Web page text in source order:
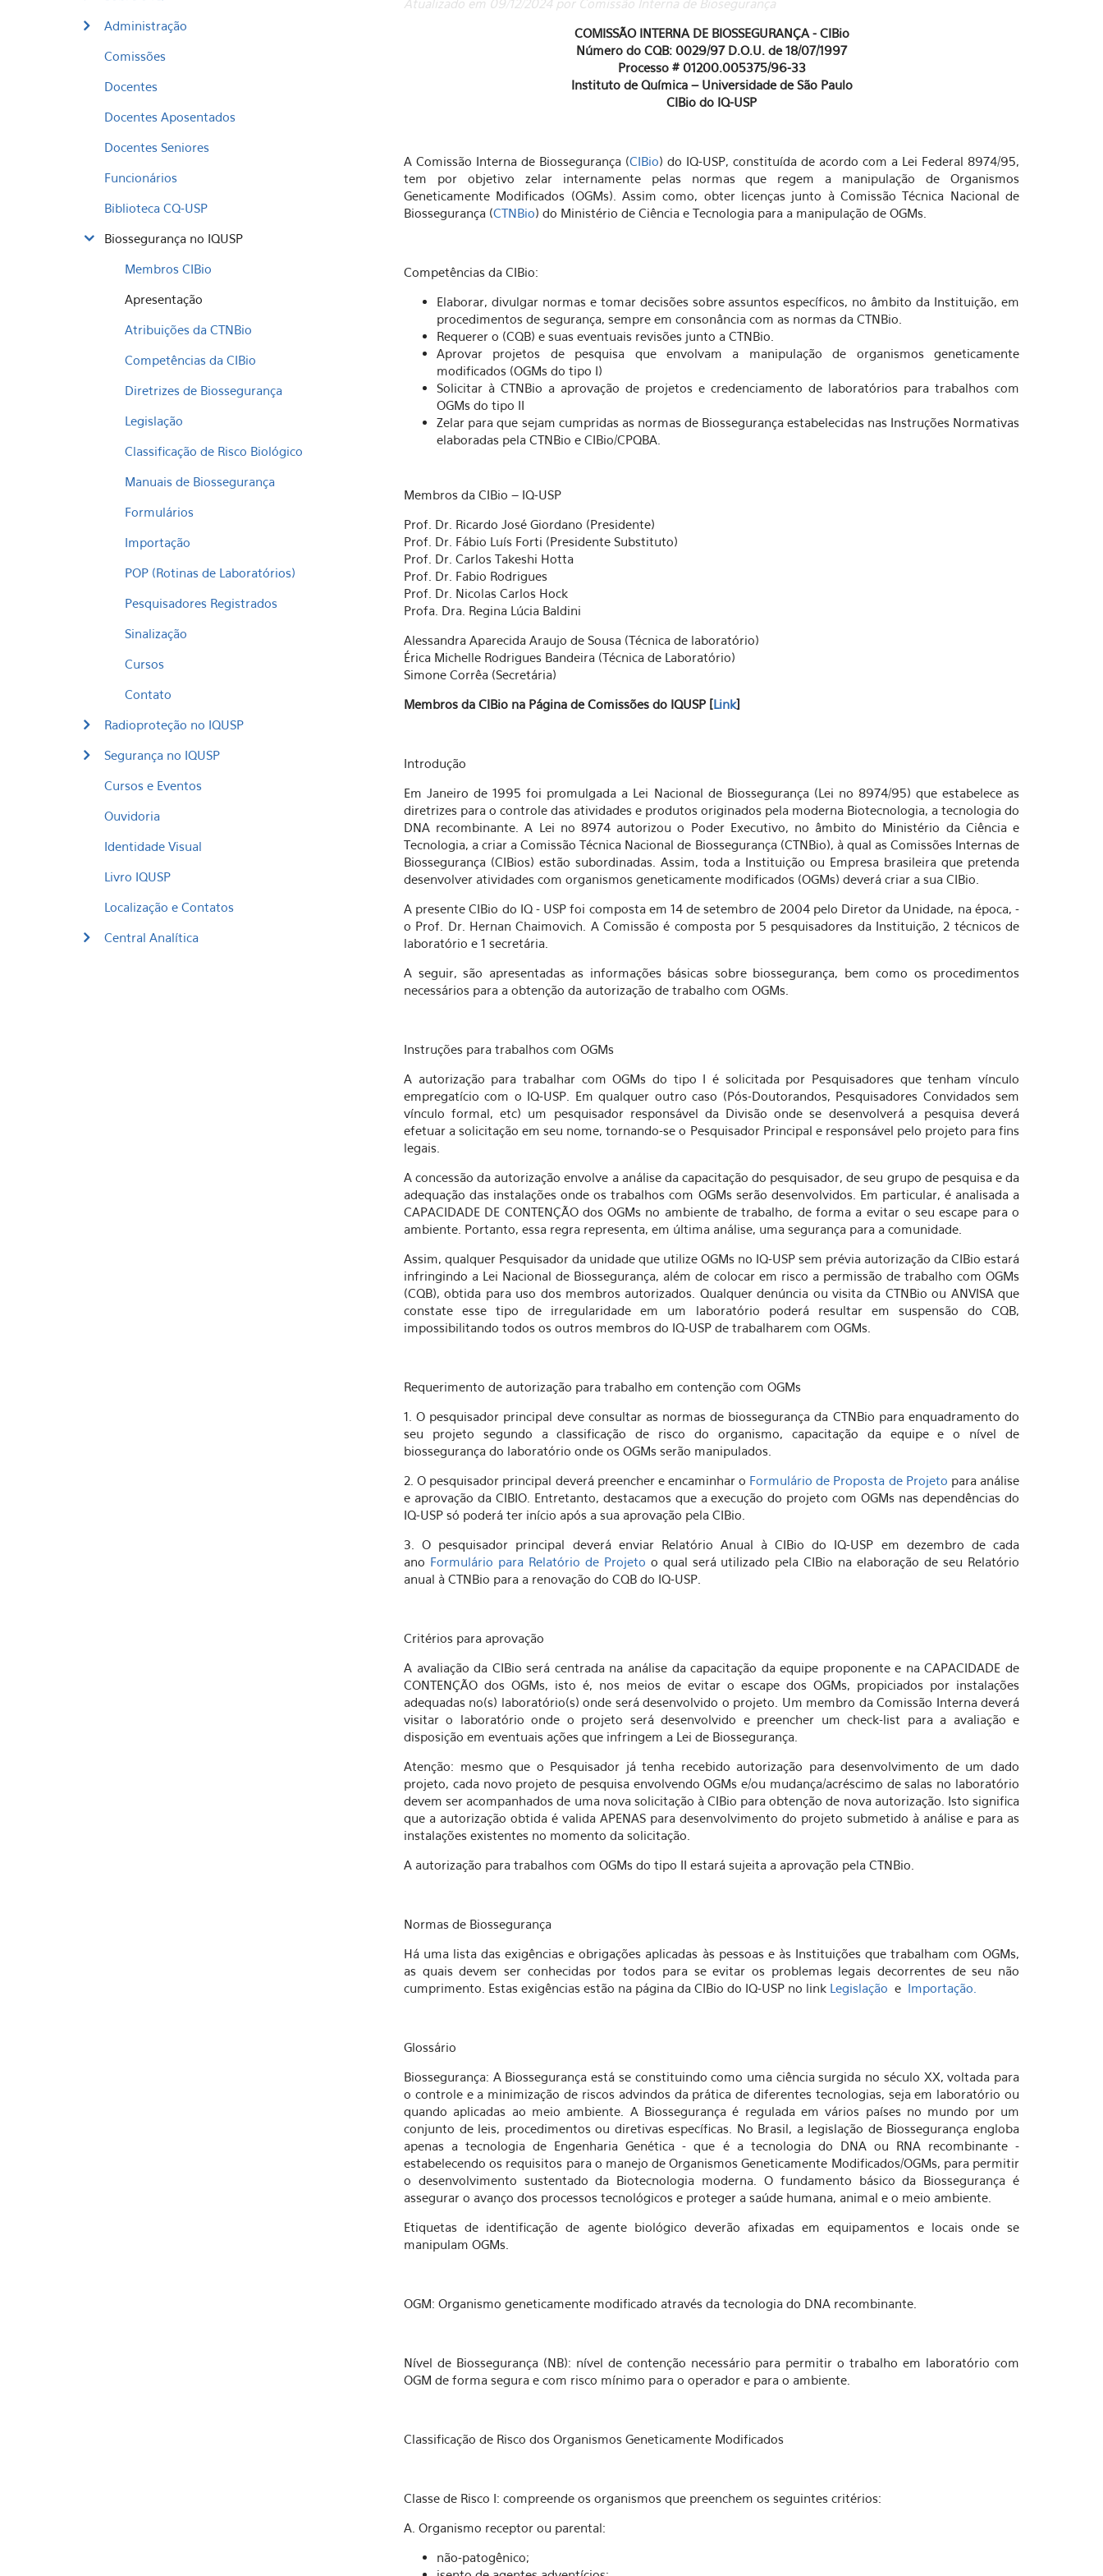
Administração
Comissões
Docentes
Docentes Aposentados
Docentes Seniores
Funcionários
Biblioteca CQ-USP
Biossegurança no IQUSP
Membros CIBio
Apresentação
Atribuições da CTNBio
Competências da CIBio
Diretrizes de Biossegurança
Legislação
Classificação de Risco Biológico
Manuais de Biossegurança
Formulários
Importação
POP (Rotinas de Laboratórios)
Pesquisadores Registrados
Sinalização
Cursos
Contato
Radioproteção no IQUSP
Segurança no IQUSP
Cursos e Eventos
Ouvidoria
Identidade Visual
Livro IQUSP
Localização e Contatos
Central Analítica
Atualizado em 09/12/2024 por Comissão Interna de Biosegurança
COMISSÃO INTERNA DE BIOSSEGURANÇA - CIBio
Número do CQB: 0029/97 D.O.U. de 18/07/1997
Processo # 01200.005375/96-33
Instituto de Química – Universidade de São Paulo
CIBio do IQ-USP
A Comissão Interna de Biossegurança (CIBio) do IQ-USP, constituída de acordo com a Lei Federal 8974/95,
tem por objetivo zelar internamente pelas normas que regem a manipulação de Organismos
Geneticamente Modificados (OGMs). Assim como, obter licenças junto à Comissão Técnica Nacional de
Biossegurança (CTNBio) do Ministério de Ciência e Tecnologia para a manipulação de OGMs.
Competências da CIBio:
Elaborar, divulgar normas e tomar decisões sobre assuntos específicos, no âmbito da Instituição, em
procedimentos de segurança, sempre em consonância com as normas da CTNBio.
Requerer o (CQB) e suas eventuais revisões junto a CTNBio.
Aprovar projetos de pesquisa que envolvam a manipulação de organismos geneticamente
modificados (OGMs do tipo I)
Solicitar à CTNBio a aprovação de projetos e credenciamento de laboratórios para trabalhos com
OGMs do tipo II
Zelar para que sejam cumpridas as normas de Biossegurança estabelecidas nas Instruções Normativas
elaboradas pela CTNBio e CIBio/CPQBA.
Membros da CIBio – IQ-USP
Prof. Dr. Ricardo José Giordano (Presidente)
Prof. Dr. Fábio Luís Forti (Presidente Substituto)
Prof. Dr. Carlos Takeshi Hotta
Prof. Dr. Fabio Rodrigues
Prof. Dr. Nicolas Carlos Hock
Profa. Dra. Regina Lúcia Baldini
Alessandra Aparecida Araujo de Sousa (Técnica de laboratório)
Érica Michelle Rodrigues Bandeira (Técnica de Laboratório)
Simone Corrêa (Secretária)
Membros da CIBio na Página de Comissões do IQUSP [Link]
Introdução
Em Janeiro de 1995 foi promulgada a Lei Nacional de Biossegurança (Lei no 8974/95) que estabelece as
diretrizes para o controle das atividades e produtos originados pela moderna Biotecnologia, a tecnologia do
DNA recombinante. A Lei no 8974 autorizou o Poder Executivo, no âmbito do Ministério da Ciência e
Tecnologia, a criar a Comissão Técnica Nacional de Biossegurança (CTNBio), à qual as Comissões Internas de
Biossegurança (CIBios) estão subordinadas. Assim, toda a Instituição ou Empresa brasileira que pretenda
desenvolver atividades com organismos geneticamente modificados (OGMs) deverá criar a sua CIBio.
A presente CIBio do IQ - USP foi composta em 14 de setembro de 2004 pelo Diretor da Unidade, na época, -
o Prof. Dr. Hernan Chaimovich. A Comissão é composta por 5 pesquisadores da Instituição, 2 técnicos de
laboratório e 1 secretária.
A seguir, são apresentadas as informações básicas sobre biossegurança, bem como os procedimentos
necessários para a obtenção da autorização de trabalho com OGMs.
Instruções para trabalhos com OGMs
A autorização para trabalhar com OGMs do tipo I é solicitada por Pesquisadores que tenham vínculo
empregatício com o IQ-USP. Em qualquer outro caso (Pós-Doutorandos, Pesquisadores Convidados sem
vínculo formal, etc) um pesquisador responsável da Divisão onde se desenvolverá a pesquisa deverá
efetuar a solicitação em seu nome, tornando-se o Pesquisador Principal e responsável pelo projeto para fins
legais.
A concessão da autorização envolve a análise da capacitação do pesquisador, de seu grupo de pesquisa e da
adequação das instalações onde os trabalhos com OGMs serão desenvolvidos. Em particular, é analisada a
CAPACIDADE DE CONTENÇÃO dos OGMs no ambiente de trabalho, de forma a evitar o seu escape para o
ambiente. Portanto, essa regra representa, em última análise, uma segurança para a comunidade.
Assim, qualquer Pesquisador da unidade que utilize OGMs no IQ-USP sem prévia autorização da CIBio estará
infringindo a Lei Nacional de Biossegurança, além de colocar em risco a permissão de trabalho com OGMs
(CQB), obtida para uso dos membros autorizados. Qualquer denúncia ou visita da CTNBio ou ANVISA que
constate esse tipo de irregularidade em um laboratório poderá resultar em suspensão do CQB,
impossibilitando todos os outros membros do IQ-USP de trabalharem com OGMs.
Requerimento de autorização para trabalho em contenção com OGMs
1. O pesquisador principal deve consultar as normas de biossegurança da CTNBio para enquadramento do
seu projeto segundo a classificação de risco do organismo, capacitação da equipe e o nível de
biossegurança do laboratório onde os OGMs serão manipulados.
2. O pesquisador principal deverá preencher e encaminhar o Formulário de Proposta de Projeto para análise
e aprovação da CIBIO. Entretanto, destacamos que a execução do projeto com OGMs nas dependências do
IQ-USP só poderá ter início após a sua aprovação pela CIBio.
3. O pesquisador principal deverá enviar Relatório Anual à CIBio do IQ-USP em dezembro de cada
ano Formulário para Relatório de Projeto o qual será utilizado pela CIBio na elaboração de seu Relatório
anual à CTNBio para a renovação do CQB do IQ-USP.
Critérios para aprovação
A avaliação da CIBio será centrada na análise da capacitação da equipe proponente e na CAPACIDADE de
CONTENÇÃO dos OGMs, isto é, nos meios de evitar o escape dos OGMs, propiciados por instalações
adequadas no(s) laboratório(s) onde será desenvolvido o projeto. Um membro da Comissão Interna deverá
visitar o laboratório onde o projeto será desenvolvido e preencher um check-list para a avaliação e
disposição em eventuais ações que infringem a Lei de Biossegurança.
Atenção: mesmo que o Pesquisador já tenha recebido autorização para desenvolvimento de um dado
projeto, cada novo projeto de pesquisa envolvendo OGMs e/ou mudança/acréscimo de salas no laboratório
devem ser acompanhados de uma nova solicitação à CIBio para obtenção de nova autorização. Isto significa
que a autorização obtida é valida APENAS para desenvolvimento do projeto submetido à análise e para as
instalações existentes no momento da solicitação.
A autorização para trabalhos com OGMs do tipo II estará sujeita a aprovação pela CTNBio.
Normas de Biossegurança
Há uma lista das exigências e obrigações aplicadas às pessoas e às Instituições que trabalham com OGMs,
as quais devem ser conhecidas por todos para se evitar os problemas legais decorrentes de seu não
cumprimento. Estas exigências estão na página da CIBio do IQ-USP no link Legislação e Importação
Glossário
Biossegurança: A Biossegurança está se constituindo como uma ciência surgida no século XX, voltada para
o controle e a minimização de riscos advindos da prática de diferentes tecnologias, seja em laboratório ou
quando aplicadas ao meio ambiente. A Biossegurança é regulada em vários países no mundo por um
conjunto de leis, procedimentos ou diretivas específicas. No Brasil, a legislação de Biossegurança engloba
apenas a tecnologia de Engenharia Genética - que é a tecnologia do DNA ou RNA recombinante -
estabelecendo os requisitos para o manejo de Organismos Geneticamente Modificados/OGMs, para permitir
o desenvolvimento sustentado da Biotecnologia moderna. O fundamento básico da Biossegurança é
assegurar o avanço dos processos tecnológicos e proteger a saúde humana, animal e o meio ambiente.
Etiquetas de identificação de agente biológico deverão afixadas em equipamentos e locais onde se
manipulam OGMs.
OGM: Organismo geneticamente modificado através da tecnologia do DNA recombinante.
Nível de Biossegurança (NB): nível de contenção necessário para permitir o trabalho em laboratório com
OGM de forma segura e com risco mínimo para o operador e para o ambiente.
Classificação de Risco dos Organismos Geneticamente Modificados
Classe de Risco I: compreende os organismos que preenchem os seguintes critérios:
A. Organismo receptor ou parental:
não-patogênico;